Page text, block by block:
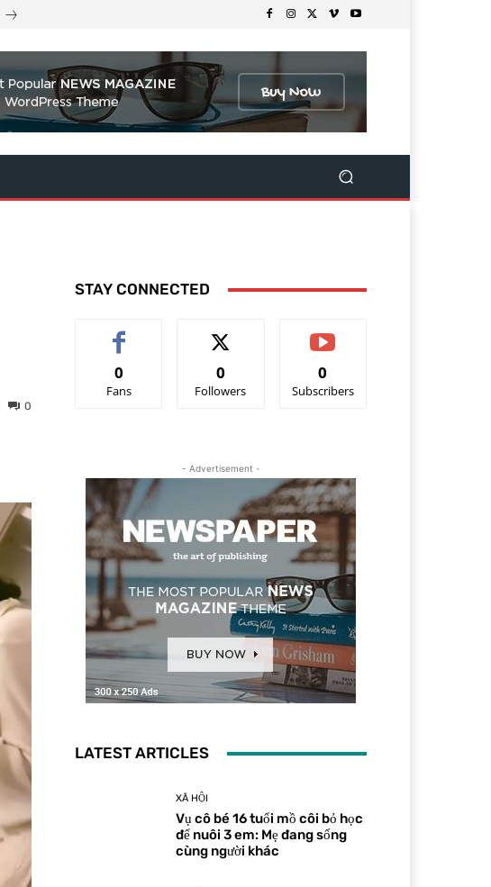
0
STAY CONNECTED
0
Fans
0
Followers
0
Subscribers
- Advertisement -
LATEST ARTICLES
XÃ HỘI
Vụ cô bé 16 tuổi mồ côi bỏ học
để nuôi 3 em: Mẹ đang sống
cùng người khác